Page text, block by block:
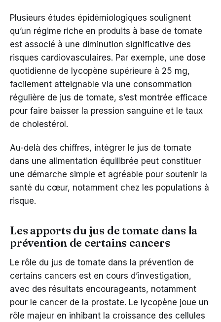
Plusieurs études épidémiologiques soulignent
qu’un régime riche en produits à base de tomate
est associé à une diminution significative des
risques cardiovasculaires. Par exemple, une dose
quotidienne de lycopène supérieure à 25 mg,
facilement atteignable via une consommation
régulière de jus de tomate, s’est montrée efficace
pour faire baisser la pression sanguine et le taux
de cholestérol.
Au-delà des chiffres, intégrer le jus de tomate
dans une alimentation équilibrée peut constituer
une démarche simple et agréable pour soutenir la
santé du cœur, notamment chez les populations à
risque.
Les apports du jus de tomate dans la
prévention de certains cancers
Le rôle du jus de tomate dans la prévention de
certains cancers est en cours d’investigation,
avec des résultats encourageants, notamment
pour le cancer de la prostate. Le lycopène joue un
rôle majeur en inhibant la croissance des cellules